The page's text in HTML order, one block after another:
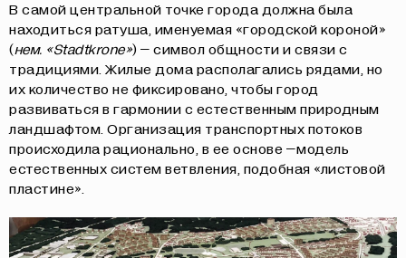
В самой центральной точке города должна была
находиться ратуша, именуемая «городской короной»
(нем. «Stadtkrone») – символ общности и связи с
традициями. Жилые дома располагались рядами, но
их количество не фиксировано, чтобы город
развиваться в гармонии с естественным природным
ландшафтом. Организация транспортных потоков
происходила рационально, в ее основе –модель
естественных систем ветвления, подобная «листовой
пластине».